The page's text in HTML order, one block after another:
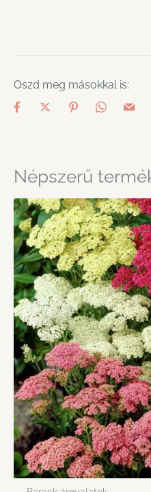
Oszd meg másokkal is:
Népszerű